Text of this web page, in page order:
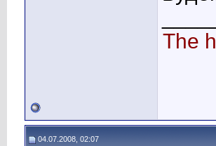
The
04.07.2008, 02:07